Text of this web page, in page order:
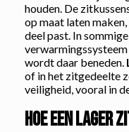
houden. De
op maat laten
deel past. In
wordt daar beneden.
of in het zitgedeelte
veiligheid, vooral in
Hoe een lager